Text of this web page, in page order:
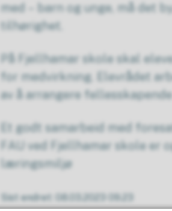
med – barn og unge, må det
tilhørighet.
På Fjellhamar skole skal
for medvirkning. Elevrådet
av å arrangere
Et godt samarbeid med
FAU ved Fjellhamar skole
læringsmiljø
Sist endret 08.03.2023 09.23